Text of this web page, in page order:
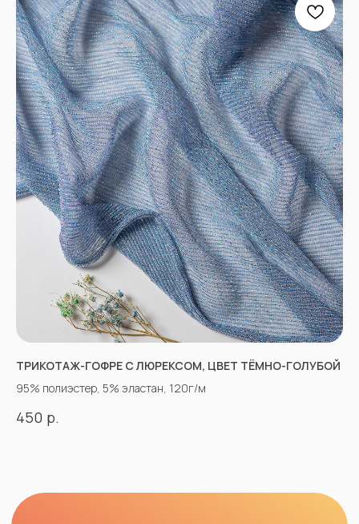
ТРИКОТАЖ-ГОФРЕ С ЛЮРЕКСОМ, ЦВЕТ ТЁМНО-ГОЛУБОЙ
95% полиэстер, 5% эластан, 120г/м
450 р.